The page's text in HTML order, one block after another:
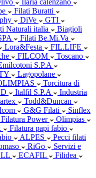
Ilaria calenzano
Filati Buratti
DiVe
GTI
Naturali italia
Biagioli
Filati Be.Mi.Va
Lora&Festa
FIL.LIFE
FILCOM
Toscano
S.P.A
Lagopolane
Torcitura di
Italfil S.P.A
Industria
Todd&Duncan
G&G Filati
Sinflex
Filatura Power
Olimpias
Filatura papi fabio
ALPES
Pecci filati
RiGo
Servizi e
ECAFIL
Filidea